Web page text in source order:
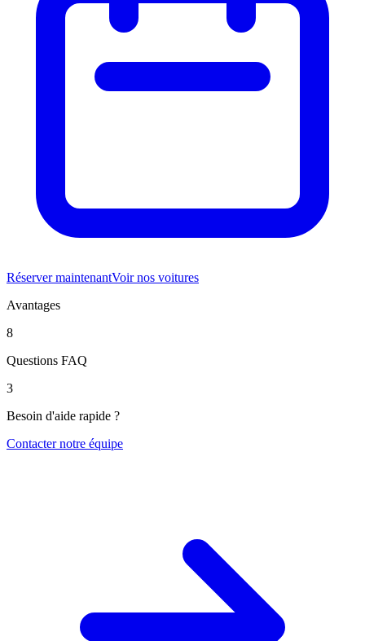
Réserver maintenantVoir nos voitures
Avantages
8
Questions FAQ
3
Besoin d'aide rapide ?
Contacter notre équipe